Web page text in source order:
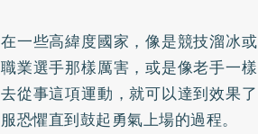
在一些高緯度國家，像是競技溜冰
職業選手那樣厲害，或是像老手一
去從事這項運動，就可以達到效果
服恐懼直到鼓起勇氣上場的過程。